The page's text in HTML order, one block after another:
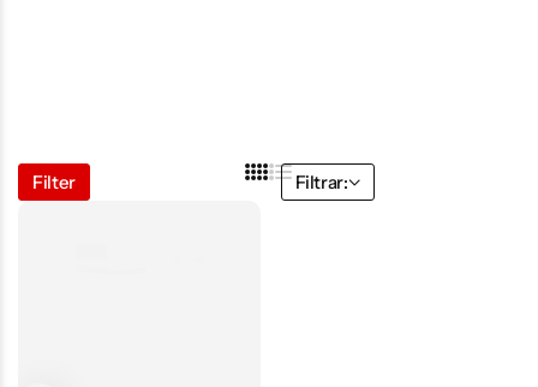
Filter Filtrar: